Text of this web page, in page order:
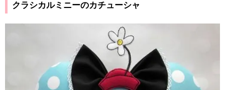
クラシカルミニーのカチューシャ